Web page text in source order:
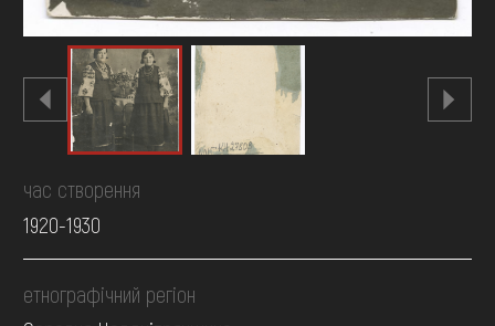
час створення
1920-1930
етнографічний регіон